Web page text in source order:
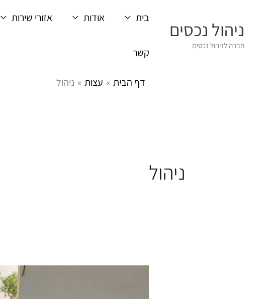
ניהול נכסים
חברה לניהול נכסים
בית אודות אזורי שירות
קשר
דף הבית עצות ניהול
ניהול